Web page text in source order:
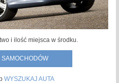
i ilość miejsca w środku.
WYSZUKAJ AUTA